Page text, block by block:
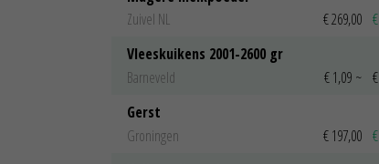
Zuivel NL
€ 269,00
Vleeskuikens 2001-2600 gr
Barneveld
€ 1,09 ~
Gerst
Groningen
€ 197,00